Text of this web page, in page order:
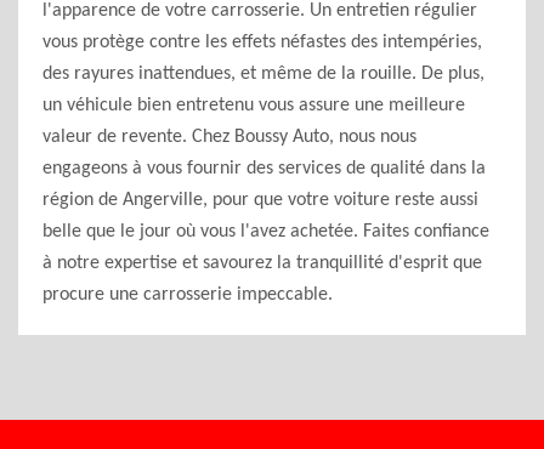
l'apparence de votre carrosserie. Un entretien régulier
vous protège contre les effets néfastes des intempéries,
des rayures inattendues, et même de la rouille. De plus,
un véhicule bien entretenu vous assure une meilleure
valeur de revente. Chez Boussy Auto, nous nous
engageons à vous fournir des services de qualité dans la
région de Angerville, pour que votre voiture reste aussi
belle que le jour où vous l'avez achetée. Faites confiance
à notre expertise et savourez la tranquillité d'esprit que
procure une carrosserie impeccable.